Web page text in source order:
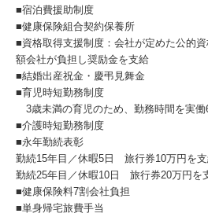
■宿泊費援助制度
■健康保険組合契約保養所
■資格取得支援制度：会社が定めた公的
額会社が負担し奨励金を支給
■結婚出産祝金・慶弔見舞金
■育児時短勤務制度
3歳未満の育児のため、勤務時間を実働
■介護時短勤務制度
■永年勤続表彰
勤続15年目／休暇5日 旅行券10万円を
勤続25年目／休暇10日 旅行券20万円を
■健康保険料7割会社負担
■単身帰宅旅費手当